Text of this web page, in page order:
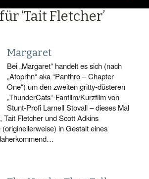
‘Tait Fletcher’
Margaret
Bei „Margaret“ handelt es sich (nach
„Atoprhn“ aka “Panthro – Chapter
One“) um den zweiten gritty-düsteren
„ThunderCats“-Fanfilm/Kurzfilm von
Stunt-Profi Larnell Stovall – dieses Mal
Tait Fletcher und Scott Adkins
in Gestalt eines